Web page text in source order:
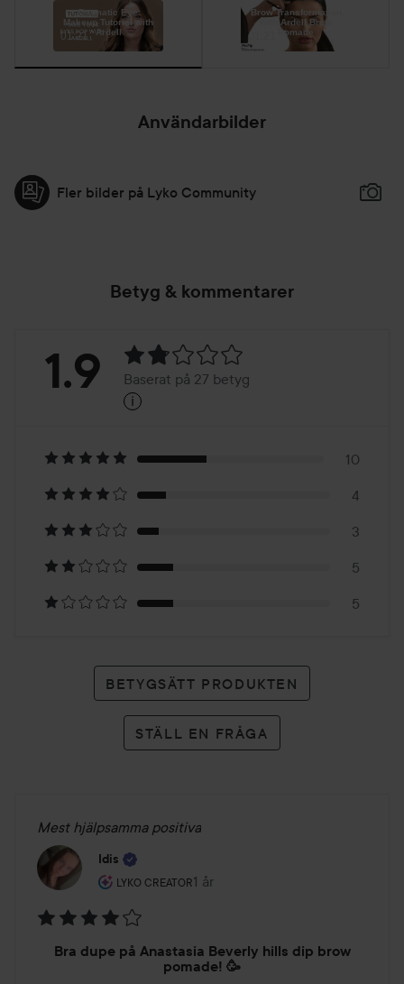
Dramatic Eye
Makeup Tutorial with
Ardell
01:21
Brow Transformation
with Ardell Brow
Pomade
01:21
Användarbilder
Fler bilder på Lyko Community
Betyg & kommentarer
Betyg:
Baserat
på
27
betyg
1.9 Baserat på 27 betyg
i
10
4
3
5
5
BETYGSÄTT PRODUKTEN
STÄLL EN FRÅGA
Mest hjälpsamma positiva
Idis
LYKO CREATOR
Användarens roll: Lyko Creator.
1 år
Inlägget skapades 1 år
Bra dupe på Anastasia Beverly hills dip brow
pomade! 🥳